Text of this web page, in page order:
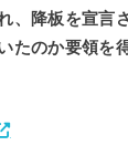
、降板を宣言
たのか要領を